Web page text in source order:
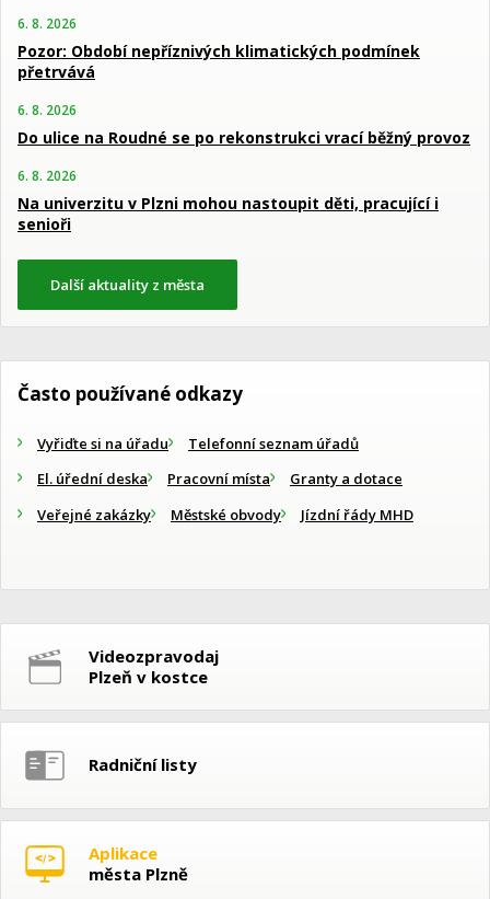
6. 8. 2026
Pozor: Období nepříznivých klimatických podmínek
přetrvává
6. 8. 2026
Do ulice na Roudné se po rekonstrukci vrací běžný provoz
6. 8. 2026
Na univerzitu v Plzni mohou nastoupit děti, pracující i
senioři
Další aktuality z města
Často používané odkazy
Vyřiďte si na úřadu
Telefonní seznam úřadů
El. úřední deska
Pracovní místa
Granty a dotace
Veřejné zakázky
Městské obvody Jízdní řády MHD
Videozpravodaj
Plzeň v kostce
Radniční listy
Aplikace
města Plzně